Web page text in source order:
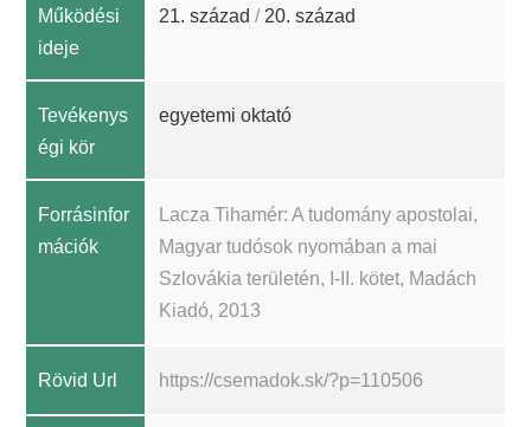
Működési
ideje
21. század / 20. század
Tevékenys
égi kör
egyetemi oktató
Forrásinfor
mációk
Lacza Tihamér: A tudomány apostolai,
Magyar tudósok nyomában a mai
Szlovákia területén, I-II. kötet, Madách
Kiadó, 2013
Rövid Url https://csemadok.sk/?p=110506